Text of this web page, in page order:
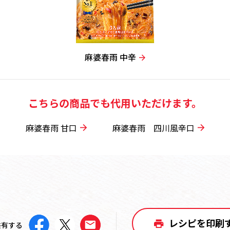
麻婆春雨 中辛
こちらの商品でも代用いただけます。
麻婆春雨 甘口 麻婆春雨 四川風辛口
する レシピを印刷